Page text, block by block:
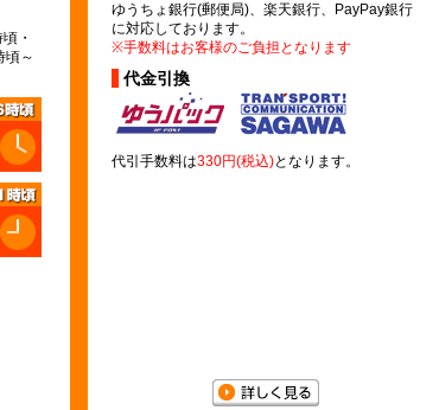
・
頃～
ゆうちょ銀行(郵便局)、楽天銀行、PayPay銀行
に対応しております。
※手数料はお客様のご負担となります
代金引換
代引手数料は330円(税込)となります。